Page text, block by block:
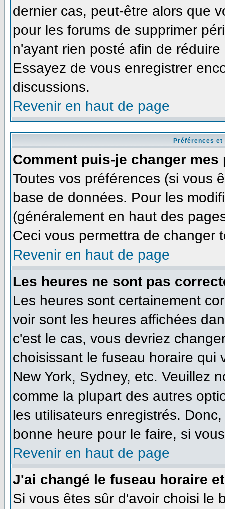
dernier cas, peut-être alors que
pour les forums de supprimer
n'ayant rien posté afin de
Essayez de vous enregistrer
discussions.
Revenir en haut de page
Préférences
Comment puis-je changer mes
Toutes vos préférences (si vous
base de données. Pour les
(généralement en haut des
Ceci vous permettra de changer
Revenir en haut de page
Les heures ne sont pas
Les heures sont certainement
voir sont les heures affichées
c'est le cas, vous devriez
choisissant le fuseau horaire qui
New York, Sydney, etc. Veuillez
comme la plupart des autres
les utilisateurs enregistrés.
bonne heure pour le faire, si
Revenir en haut de page
J'ai changé le fuseau horaire
Si vous êtes sûr d'avoir choisi le